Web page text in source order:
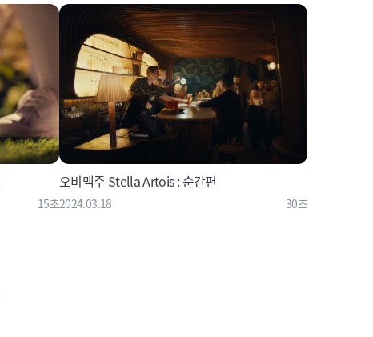
15초
오비맥주 Stella Artois : 순간편
2024.03.18 30초